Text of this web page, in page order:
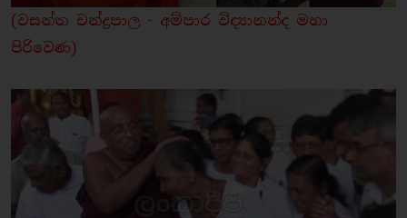
(වසන්ත චන්ද්‍රපාල - අම්පාර විද්‍යානන්ද මහා
පිරි‍වෙණ)